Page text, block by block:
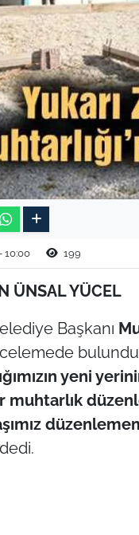
10:00 199
ÜNSAL YÜCEL
Başkanı
yeni
muhtarlık
dedi.